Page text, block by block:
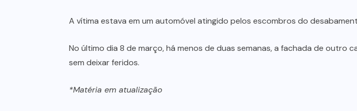
A vítima estava em um automóvel atingido pelos escombros do
No último dia 8 de março, há menos de duas semanas, a fachada de outro
sem deixar feridos.
*Matéria em atualização